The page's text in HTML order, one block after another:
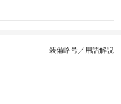
装備略号／用語解説